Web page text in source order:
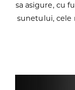
sa asigure, cu
sunetului, cele